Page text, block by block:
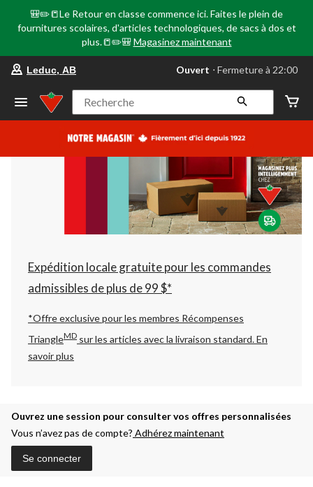
🎒✏️📒Le Retour en classe commence ici. Faites le plein de
fournitures scolaires, d'articles technologiques, de sacs à dos et
plus.📒✏️🎒 Magasinez maintenant
votre
préféré
Leduc,
AB,
courament
Fermeture
à
22:00
cliquer
pour
changer
Leduc, AB Ouvert ⋅ Fermeture à 22:00
Recherche
Expédition locale gratuite pour les commandes
admissibles de plus de 99 $*
*Offre exclusive pour les membres Récompenses
TriangleMD sur les articles avec la livraison standard.En
savoir plus
Ouvrez une session pour consulter vos offres personnalisées
Vous n’avez pas de compte? Adhérez maintenant
Se connecter